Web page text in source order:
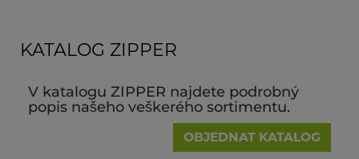
KATALOG ZIPPER
V katalogu ZIPPER najdete podrobný
popis našeho veškerého sortimentu.
OBJEDNAT KATALOG